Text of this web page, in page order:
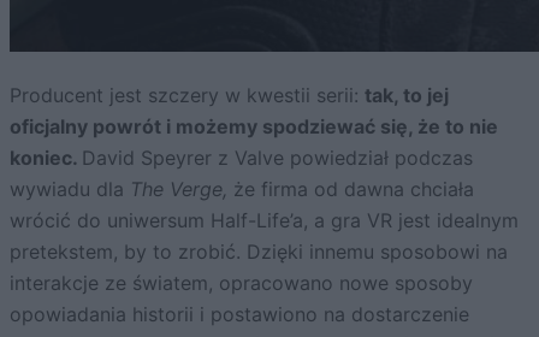
Producent jest szczery w kwestii serii: tak, to jej
oficjalny powrót i możemy spodziewać się, że to nie
koniec. David Speyrer z Valve powiedział podczas
wywiadu dla The Verge, że firma od dawna chciała
wrócić do uniwersum Half-Life’a, a gra VR jest idealnym
pretekstem, by to zrobić. Dzięki innemu sposobowi na
interakcje ze światem, opracowano nowe sposoby
opowiadania historii i postawiono na dostarczenie